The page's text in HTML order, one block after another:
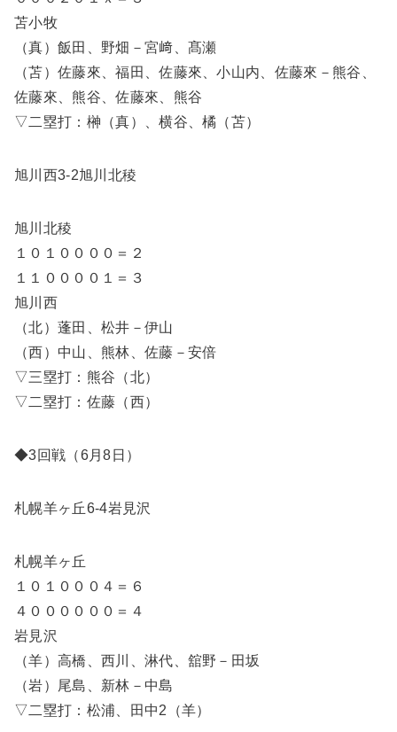
苫小牧
（真）飯田、野畑－宮﨑、髙瀬
（苫）佐藤來、福田、佐藤來、小山内、佐藤來－熊谷、
佐藤來、熊谷、佐藤來、熊谷
▽二塁打：榊（真）、横谷、橘（苫）
旭川西3-2旭川北稜
旭川北稜
１０１００００＝２
１１００００１＝３
旭川西
（北）蓬田、松井－伊山
（西）中山、熊林、佐藤－安倍
▽三塁打：熊谷（北）
▽二塁打：佐藤（西）
◆3回戦（6月8日）
札幌羊ヶ丘6-4岩見沢
札幌羊ヶ丘
１０１０００４＝６
４００００００＝４
岩見沢
（羊）高橋、西川、淋代、舘野－田坂
（岩）尾島、新林－中島
▽二塁打：松浦、田中2（羊）